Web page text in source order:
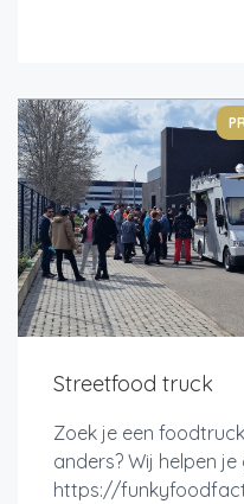
Streetfood truck
Zoek je een
anders? Wij helpen
https://